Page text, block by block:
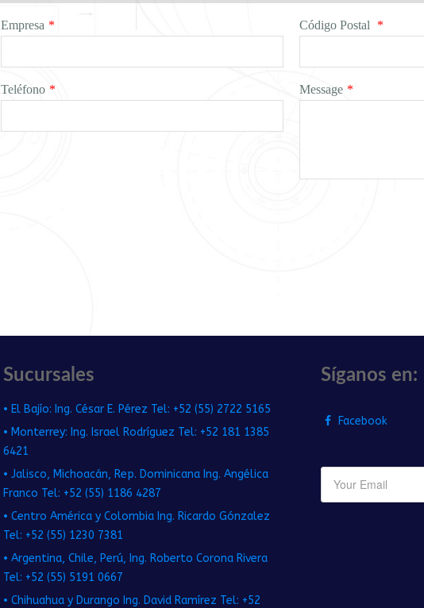
Empresa *
Teléfono *
Código Postal *
Message *
Sucursales
• El Bajío: Ing. César E. Pérez Tel: +52 (55) 2722 5165
• Monterrey: Ing. Israel Rodríguez Tel: +52 181 1385
6421
• Jalisco, Michoacán, Rep. Dominicana Ing. Angélica
Franco Tel: +52 (55) 1186 4287
• Centro América y Colombia Ing. Ricardo Gónzalez
Tel: +52 (55) 1230 7381
• Argentina, Chile, Perú, Ing. Roberto Corona Rivera
Tel: +52 (55) 5191 0667
• Chihuahua y Durango Ing. David Ramírez Tel: +52
Síganos en:
Facebook